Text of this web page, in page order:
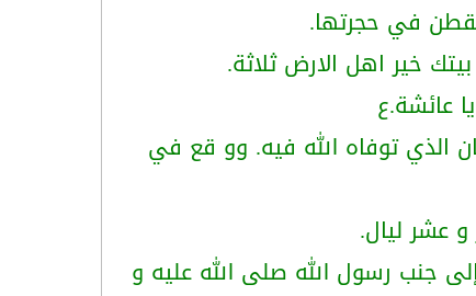
في حجرتها.
خير اهل الارض ثلاثة.
عائشة.ع
الذي توفاه الله فيه. وو قع في
عشر ليال.
جنب رسول الله صلى الله عليه و